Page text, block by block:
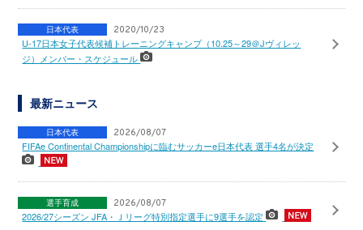
日本代表 2020/10/23
U-17日本女子代表候補トレーニングキャンプ（10.25～29＠Jヴィレッ
ジ）メンバー・スケジュール
最新ニュース
日本代表 2026/08/07
FIFAe Continental Championshipに臨むサッカーe日本代表 選手4名が決定
選手育成 2026/08/07
2026/27シーズン JFA・Ｊリーグ特別指定選手に9選手を認定